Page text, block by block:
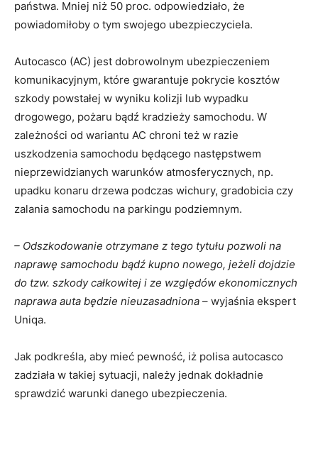
państwa. Mniej niż 50 proc. odpowiedziało, że
powiadomiłoby o tym swojego ubezpieczyciela.
Autocasco (AC) jest dobrowolnym ubezpieczeniem
komunikacyjnym, które gwarantuje pokrycie kosztów
szkody powstałej w wyniku kolizji lub wypadku
drogowego, pożaru bądź kradzieży samochodu. W
zależności od wariantu AC chroni też w razie
uszkodzenia samochodu będącego następstwem
nieprzewidzianych warunków atmosferycznych, np.
upadku konaru drzewa podczas wichury, gradobicia czy
zalania samochodu na parkingu podziemnym.
– Odszkodowanie otrzymane z tego tytułu pozwoli na
naprawę samochodu bądź kupno nowego, jeżeli dojdzie
do tzw. szkody całkowitej i ze względów ekonomicznych
naprawa auta będzie nieuzasadniona – wyjaśnia ekspert
Uniqa.
Jak podkreśla, aby mieć pewność, iż polisa autocasco
zadziała w takiej sytuacji, należy jednak dokładnie
sprawdzić warunki danego ubezpieczenia.